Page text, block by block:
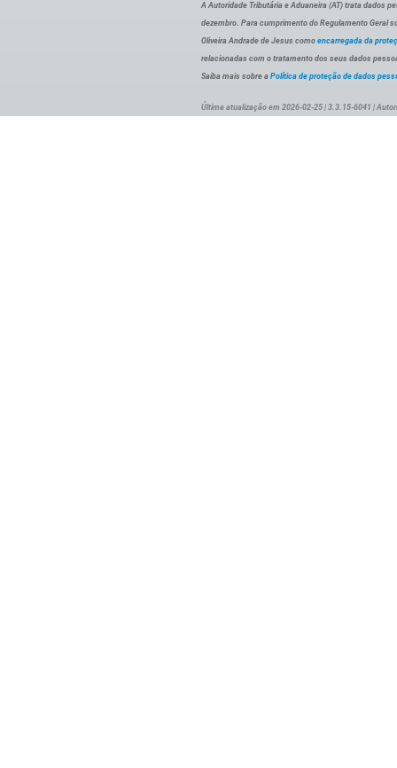
A Autoridade Tributária e Aduaneira (AT) trata dados
dezembro. Para cumprimento do Regulamento Geral
Oliveira Andrade de Jesus como encarregada da
relacionadas com o tratamento dos seus dados
Saiba mais sobre a Política de proteção de dados
Última atualização em 2026-02-25 | 3.3.15-6041 |